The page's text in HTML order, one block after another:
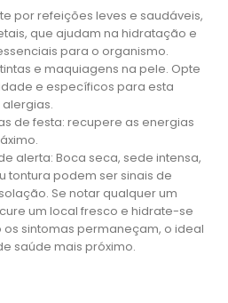
por refeições leves e saudáveis,
que ajudam na hidratação e
para o organismo.
e maquiagens na pele. Opte
e específicos para esta
de festa: recupere as energias
alerta: Boca seca, sede intensa,
tontura podem ser sinais de
Se notar qualquer um
um local fresco e hidrate-se
sintomas permaneçam, o ideal
saúde mais próximo.